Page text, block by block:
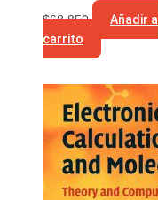
$68.850
Añadir al
carrito